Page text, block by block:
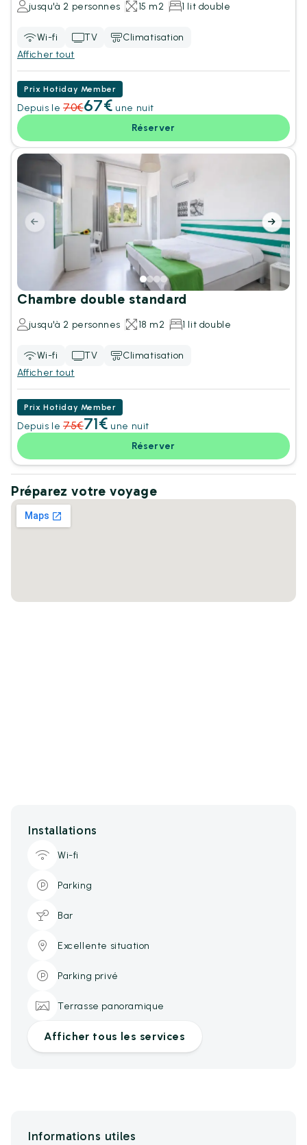
jusqu'à 2 personnes 15 m2 1 lit double
Wi-fi TV
Climatisation
Afficher tout
Prix Hotiday Member
Depuis le 70€67€ une nuit
Réserver
Chambre double standard
jusqu'à 2 personnes 18 m2 1 lit double
Wi-fi TV
Climatisation
Afficher tout
Prix Hotiday Member
Depuis le 75€71€ une nuit
Réserver
Préparez votre voyage
Installations
Wi-fi
Parking
Bar
Excellente situation
Parking privé
Terrasse panoramique
Afficher tous les services
Informations utiles